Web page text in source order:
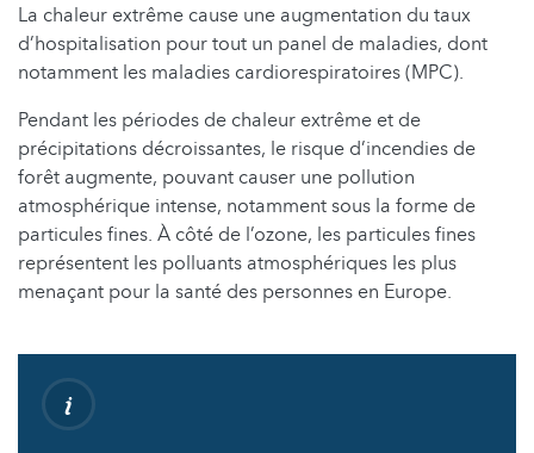
La chaleur extrême cause une augmentation du taux
d’hospitalisation pour tout un panel de maladies, dont
notamment les maladies cardiorespiratoires (MPC).
Pendant les périodes de chaleur extrême et de
précipitations décroissantes, le risque d’incendies de
forêt augmente, pouvant causer une pollution
atmosphérique intense, notamment sous la forme de
particules fines. À côté de l’ozone, les particules fines
représentent les polluants atmosphériques les plus
menaçant pour la santé des personnes en Europe.